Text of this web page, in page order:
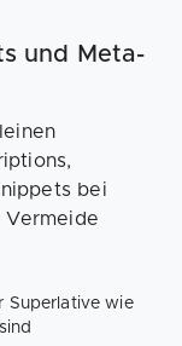
und Meta-
bei
Vermeide
Superlative wie